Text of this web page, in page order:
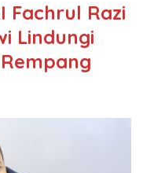
Fachrul Razi
Lindungi